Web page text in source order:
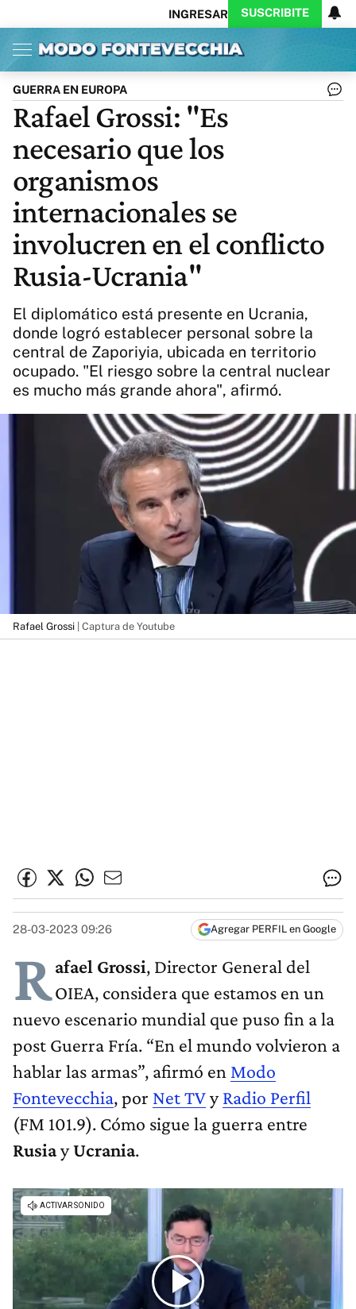
INGRESAR SUSCRIBITE
Inicio Ahora
Opinión
Política
Ciencia
Protagonistas
Cultura
Arte
CARAS
Exitoina
Videos
Córdoba
Business
Noticias
Exitoina
Diario del Juicio
Actualidad
GUERRA EN EUROPA
Rafael Grossi: "Es
necesario que los
organismos
internacionales se
involucren en el conflicto
Rusia-Ucrania"
El diplomático está presente en Ucrania,
donde logró establecer personal sobre la
central de Zaporiyia, ubicada en territorio
ocupado. "El riesgo sobre la central nuclear
es mucho más grande ahora", afirmó.
Rafael Grossi | Captura de Youtube
28-03-2023 09:26 Agregar PERFIL en Google
Rafael Grossi, Director General del
OIEA, considera que estamos en un
nuevo escenario mundial que puso fin a la
post Guerra Fría. “En el mundo volvieron a
hablar las armas”, afirmó en Modo
Fontevecchia, por Net TVyRadio Perfil
(FM 101.9). Cómo sigue la guerra entre
RusiayUcrania.